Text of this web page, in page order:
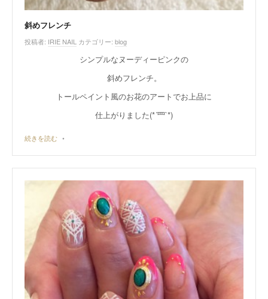
斜めフレンチ
投稿者: IRIE NAIL カテゴリー: blog
シンプルなヌーディーピンクの
斜めフレンチ。
トールペイント風のお花のアートでお上品に
仕上がりました(*´罒`*)
続きを読む •